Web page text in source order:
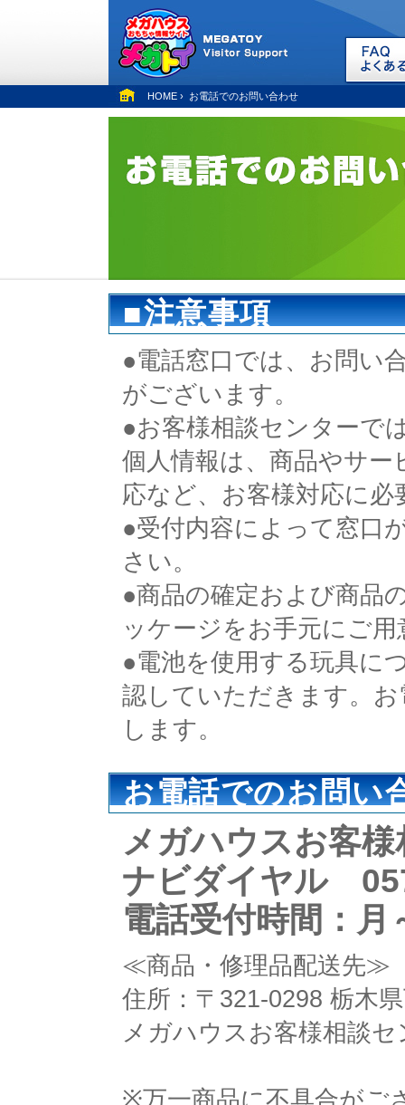
HOME › お電話でのお問い合わせ
■注意事項
●電話窓口では、お問い
がございます。
●お客様相談センターで
個人情報は、商品やサ
応など、お客様対応に
●受付内容によって窓口
さい。
●商品の確定および商品
ッケージをお手元にご
●電池を使用する玩具に
認していただきます。
します。
お電話でのお問い
メガハウスお客
ナビダイヤル
電話受付時間：
≪商品・修理品配送先≫
住所：〒321-0298 栃木
メガハウスお客様相談
※万一商品に不具合がご